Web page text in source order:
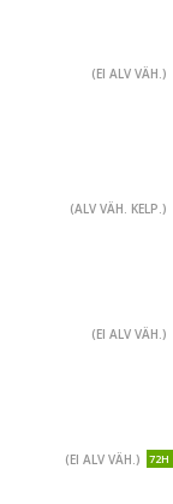
(EI ALV VÄH.)
(ALV VÄH. KELP.)
(EI ALV VÄH.)
72H
(EI ALV VÄH.)